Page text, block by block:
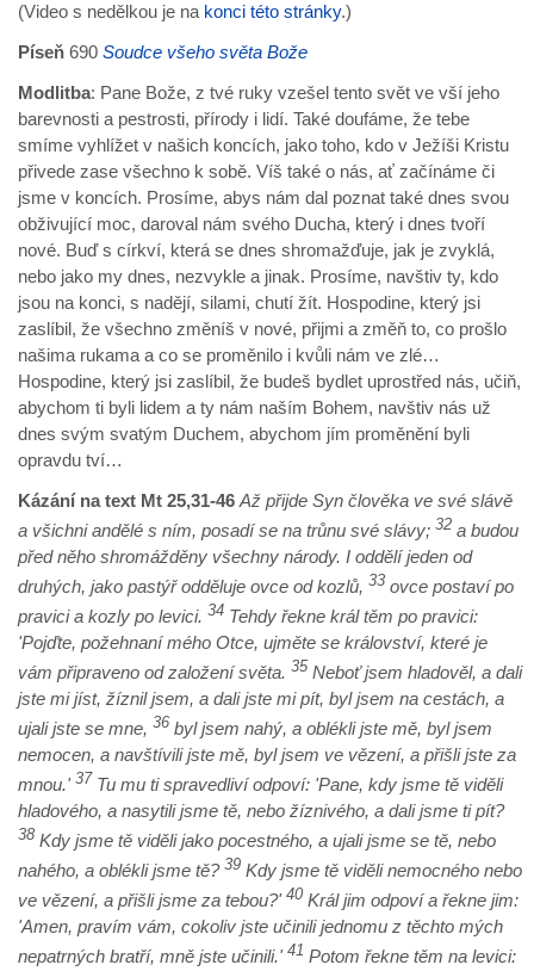
(Video s nedělkou je na konci této stránky.)
Píseň 690 Soudce všeho světa Bože
Modlitba: Pane Bože, z tvé ruky vzešel tento svět ve vší jeho
barevnosti a pestrosti, přírody i lidí. Také doufáme, že tebe
smíme vyhlížet v našich koncích, jako toho, kdo v Ježíši Kristu
přivede zase všechno k sobě. Víš také o nás, ať začínáme či
jsme v koncích. Prosíme, abys nám dal poznat také dnes svou
obživující moc, daroval nám svého Ducha, který i dnes tvoří
nové. Buď s církví, která se dnes shromažďuje, jak je zvyklá,
nebo jako my dnes, nezvykle a jinak. Prosíme, navštiv ty, kdo
jsou na konci, s nadějí, silami, chutí žít. Hospodine, který jsi
zaslíbil, že všechno změníš v nové, přijmi a změň to, co prošlo
našima rukama a co se proměnilo i kvůli nám ve zlé…
Hospodine, který jsi zaslíbil, že budeš bydlet uprostřed nás, učiň,
abychom ti byli lidem a ty nám naším Bohem, navštiv nás už
dnes svým svatým Duchem, abychom jím proměnění byli
opravdu tví…
Kázání na text Mt 25,31-46 Až přijde Syn člověka ve své slávě
a všichni andělé s ním, posadí se na trůnu své slávy; 32 a budou
před něho shromážděny všechny národy. I oddělí jeden od
druhých, jako pastýř odděluje ovce od kozlů, 33 ovce postaví po
pravici a kozly po levici. 34 Tehdy řekne král těm po pravici:
'Pojďte, požehnaní mého Otce, ujměte se království, které je
vám připraveno od založení světa. 35 Neboť jsem hladověl, a dali
jste mi jíst, žíznil jsem, a dali jste mi pít, byl jsem na cestách, a
ujali jste se mne, 36 byl jsem nahý, a oblékli jste mě, byl jsem
nemocen, a navštívili jste mě, byl jsem ve vězení, a přišli jste za
mnou.' 37 Tu mu ti spravedliví odpoví: 'Pane, kdy jsme tě viděli
hladového, a nasytili jsme tě, nebo žíznivého, a dali jsme ti pít?
38 Kdy jsme tě viděli jako pocestného, a ujali jsme se tě, nebo
nahého, a oblékli jsme tě? 39 Kdy jsme tě viděli nemocného nebo
ve vězení, a přišli jsme za tebou?' 40 Král jim odpoví a řekne jim:
'Amen, pravím vám, cokoliv jste učinili jednomu z těchto mých
nepatrných bratří, mně jste učinili.' 41 Potom řekne těm na levici: